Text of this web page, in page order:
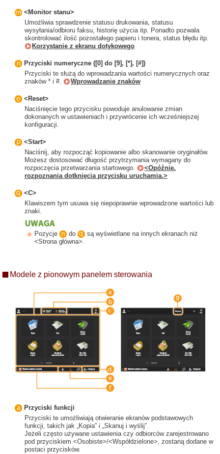
<Monitor stanu>
Umożliwia sprawdzenie statusu drukowania, statusu
wysyłania/odbioru faksu, historię użycia itp. Ponadto pozwala
skontrolować ilość pozostałego papieru i tonera, status błędu itp.
Korzystanie z ekranu dotykowego
Przyciski numeryczne ([0] do [9], [*], [#])
Przyciski te służą do wprowadzania wartości numerycznych oraz
znaków * i #.
Wprowadzanie znaków
<Reset>
Naciśnięcie tego przycisku powoduje anulowanie zmian
dokonanych w ustawieniach i przywrócenie ich wcześniejszej
konfiguracji.
<Start>
Naciśnij, aby rozpocząć kopiowanie albo skanowanie oryginałów.
Możesz dostosować długość przytrzymania wymagany do
rozpoczęcia przetwarzania startowego.
<Opóźnie.
rozpoznania dotknięcia przycisku uruchamia.>
<C>
Klawiszem tym usuwa się niepoprawnie wprowadzone wartości lub
znaki.
Pozycje do
są wyświetlane na innych ekranach niż
<Strona główna>.
Modele z pionowym panelem sterowania
Przyciski funkcji
Przyciski te umożliwiają otwieranie ekranów podstawowych
funkcji, takich jak „Kopia” i „Skanuj i wyślij”.
Jeżeli często używane ustawienia czy odbiorców zarejestrowano
pod przyciskiem <Osobiste>/<Współdzielone>, zostaną dodane w
postaci przycisków.